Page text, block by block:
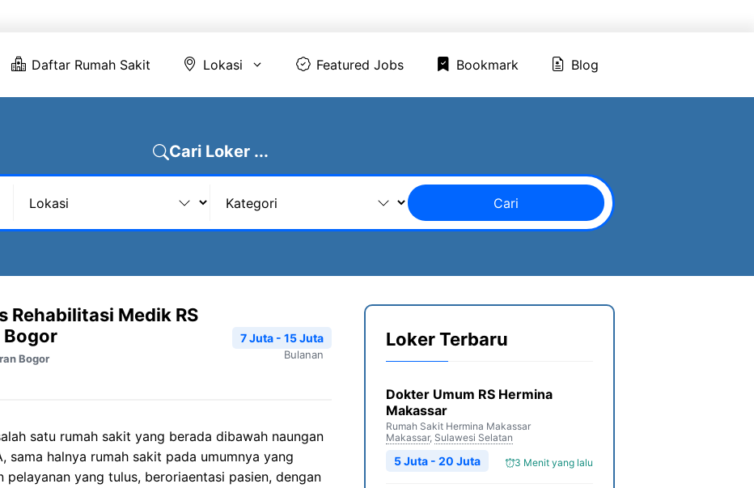
Daftar Rumah Sakit Lokasi Featured Jobs Bookmark Blog
Cari Loker ...
Cari
Rehabilitasi Medik RS
Bogor
Bogor
7 Juta - 15 Juta
Bulanan
satu rumah sakit yang berada dibawah naungan
sama halnya rumah sakit pada umumnya yang
yang tulus, beroriaentasi pasien, dengan
Loker Terbaru
Dokter Umum RS Hermina
Makassar
Rumah Sakit Hermina Makassar
Makassar, Sulawesi Selatan
3 Menit yang lalu
5 Juta - 20 Juta